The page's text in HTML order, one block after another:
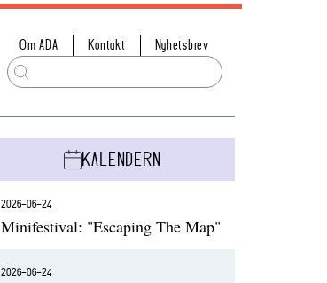
Om ADA Kontakt Nyhetsbrev
KALENDERN
2026-06-24
Minifestival: "Escaping The Map"
2026-06-24